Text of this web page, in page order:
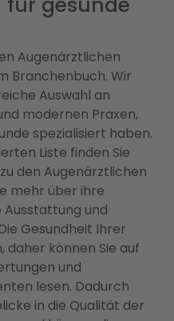
Augenärztlichen
Branchenbuch. Wir
Auswahl an
modernen Praxen,
spezialisiert haben.
Liste finden Sie
den Augenärztlichen
mehr über ihre
Ausstattung und
Gesundheit Ihrer
daher können Sie auf
und
lesen. Dadurch
in die Qualität der